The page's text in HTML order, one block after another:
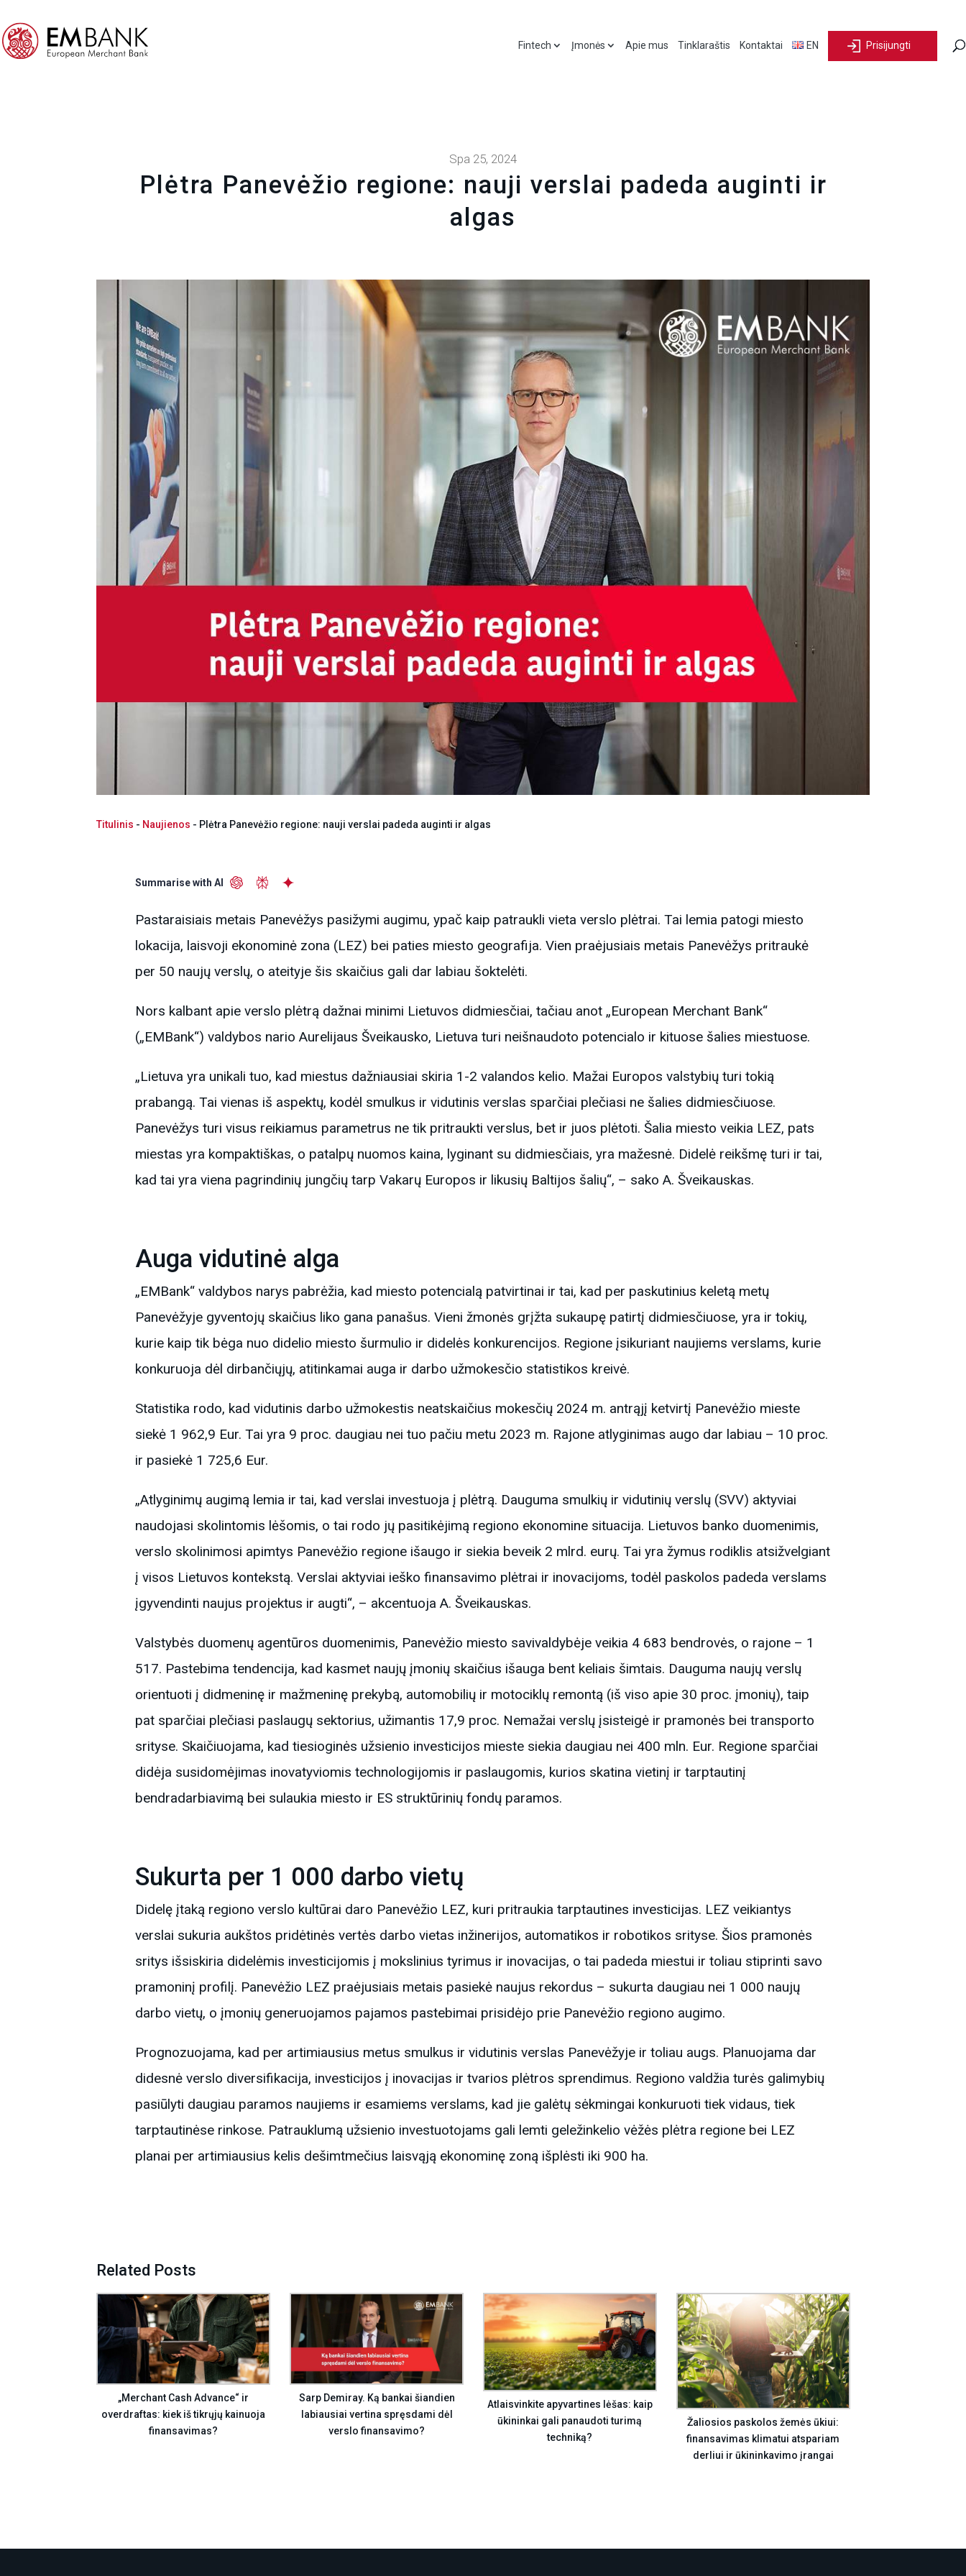
Fintech Įmonės Apie mus Tinklaraštis Kontaktai EN Prisijungti
Spa 25, 2024
Plėtra Panevėžio regione: nauji verslai padeda auginti ir
algas
Titulinis - Naujienos - Plėtra Panevėžio regione: nauji verslai padeda auginti ir algas
Summarise with AI
Pastaraisiais metais Panevėžys pasižymi augimu, ypač kaip patraukli vieta verslo plėtrai. Tai lemia patogi miesto
lokacija, laisvoji ekonominė zona (LEZ) bei paties miesto geografija. Vien praėjusiais metais Panevėžys pritraukė
per 50 naujų verslų, o ateityje šis skaičius gali dar labiau šoktelėti.
Nors kalbant apie verslo plėtrą dažnai minimi Lietuvos didmiesčiai, tačiau anot „European Merchant Bank“
(„EMBank“) valdybos nario Aurelijaus Šveikausko, Lietuva turi neišnaudoto potencialo ir kituose šalies miestuose.
„Lietuva yra unikali tuo, kad miestus dažniausiai skiria 1-2 valandos kelio. Mažai Europos valstybių turi tokią
prabangą. Tai vienas iš aspektų, kodėl smulkus ir vidutinis verslas sparčiai plečiasi ne šalies didmiesčiuose.
Panevėžys turi visus reikiamus parametrus ne tik pritraukti verslus, bet ir juos plėtoti. Šalia miesto veikia LEZ, pats
miestas yra kompaktiškas, o patalpų nuomos kaina, lyginant su didmiesčiais, yra mažesnė. Didelė reikšmę turi ir tai,
kad tai yra viena pagrindinių jungčių tarp Vakarų Europos ir likusių Baltijos šalių“, – sako A. Šveikauskas.
Auga vidutinė alga
„EMBank“ valdybos narys pabrėžia, kad miesto potencialą patvirtinai ir tai, kad per paskutinius keletą metų
Panevėžyje gyventojų skaičius liko gana panašus. Vieni žmonės grįžta sukaupę patirtį didmiesčiuose, yra ir tokių,
kurie kaip tik bėga nuo didelio miesto šurmulio ir didelės konkurencijos. Regione įsikuriant naujiems verslams, kurie
konkuruoja dėl dirbančiųjų, atitinkamai auga ir darbo užmokesčio statistikos kreivė.
Statistika rodo, kad vidutinis darbo užmokestis neatskaičius mokesčių 2024 m. antrąjį ketvirtį Panevėžio mieste
siekė 1 962,9 Eur. Tai yra 9 proc. daugiau nei tuo pačiu metu 2023 m. Rajone atlyginimas augo dar labiau – 10 proc.
ir pasiekė 1 725,6 Eur.
„Atlyginimų augimą lemia ir tai, kad verslai investuoja į plėtrą. Dauguma smulkių ir vidutinių verslų (SVV) aktyviai
naudojasi skolintomis lėšomis, o tai rodo jų pasitikėjimą regiono ekonomine situacija. Lietuvos banko duomenimis,
verslo skolinimosi apimtys Panevėžio regione išaugo ir siekia beveik 2 mlrd. eurų. Tai yra žymus rodiklis atsižvelgiant
į visos Lietuvos kontekstą. Verslai aktyviai ieško finansavimo plėtrai ir inovacijoms, todėl paskolos padeda verslams
įgyvendinti naujus projektus ir augti“, – akcentuoja A. Šveikauskas.
Valstybės duomenų agentūros duomenimis, Panevėžio miesto savivaldybėje veikia 4 683 bendrovės, o rajone – 1
517. Pastebima tendencija, kad kasmet naujų įmonių skaičius išauga bent keliais šimtais. Dauguma naujų verslų
orientuoti į didmeninę ir mažmeninę prekybą, automobilių ir motociklų remontą (iš viso apie 30 proc. įmonių), taip
pat sparčiai plečiasi paslaugų sektorius, užimantis 17,9 proc. Nemažai verslų įsisteigė ir pramonės bei transporto
srityse. Skaičiuojama, kad tiesioginės užsienio investicijos mieste siekia daugiau nei 400 mln. Eur. Regione sparčiai
didėja susidomėjimas inovatyviomis technologijomis ir paslaugomis, kurios skatina vietinį ir tarptautinį
bendradarbiavimą bei sulaukia miesto ir ES struktūrinių fondų paramos.
Sukurta per 1 000 darbo vietų
Didelę įtaką regiono verslo kultūrai daro Panevėžio LEZ, kuri pritraukia tarptautines investicijas. LEZ veikiantys
verslai sukuria aukštos pridėtinės vertės darbo vietas inžinerijos, automatikos ir robotikos srityse. Šios pramonės
sritys išsiskiria didelėmis investicijomis į mokslinius tyrimus ir inovacijas, o tai padeda miestui ir toliau stiprinti savo
pramoninį profilį. Panevėžio LEZ praėjusiais metais pasiekė naujus rekordus – sukurta daugiau nei 1 000 naujų
darbo vietų, o įmonių generuojamos pajamos pastebimai prisidėjo prie Panevėžio regiono augimo.
Prognozuojama, kad per artimiausius metus smulkus ir vidutinis verslas Panevėžyje ir toliau augs. Planuojama dar
didesnė verslo diversifikacija, investicijos į inovacijas ir tvarios plėtros sprendimus. Regiono valdžia turės galimybių
pasiūlyti daugiau paramos naujiems ir esamiems verslams, kad jie galėtų sėkmingai konkuruoti tiek vidaus, tiek
tarptautinėse rinkose. Patrauklumą užsienio investuotojams gali lemti geležinkelio vėžės plėtra regione bei LEZ
planai per artimiausius kelis dešimtmečius laisvąją ekonominę zoną išplėsti iki 900 ha.
Related Posts
„Merchant Cash Advance“ ir
overdraftas: kiek iš tikrųjų kainuoja
finansavimas?
Sarp Demiray. Ką bankai šiandien
labiausiai vertina spręsdami dėl
verslo finansavimo?
Atlaisvinkite apyvartines lėšas: kaip
ūkininkai gali panaudoti turimą
techniką?
Žaliosios paskolos žemės ūkiui:
finansavimas klimatui atspariam
derliui ir ūkininkavimo įrangai